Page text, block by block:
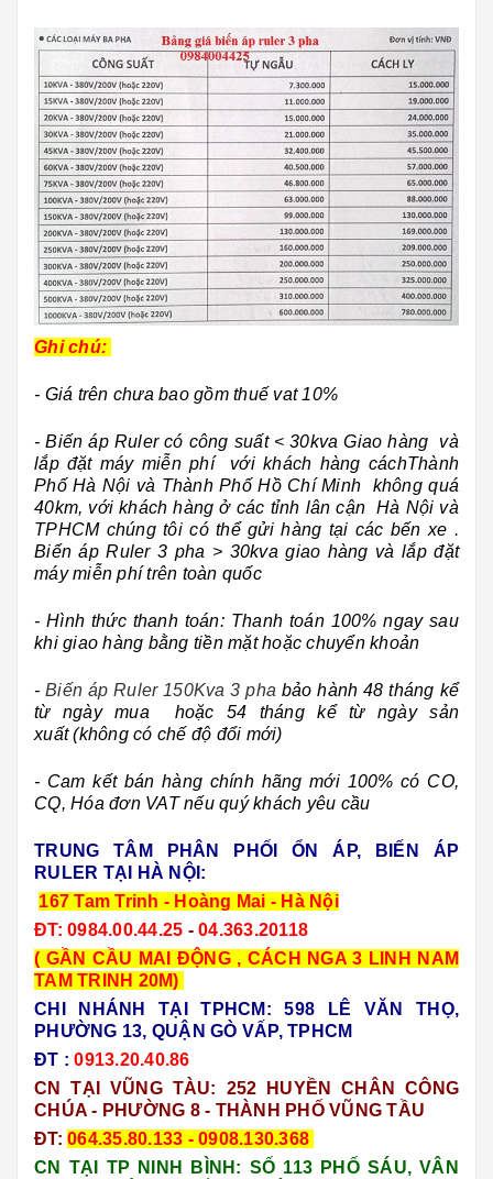
Ghi chú:
- Giá trên chưa bao gồm thuế vat 10%
- Biến áp Ruler có công suất < 30kva Giao hàng và
lắp đặt máy miễn phí với khách hàng cáchThành
Phố Hà Nội và Thành Phố Hồ Chí Minh không quá
40km, với khách hàng ở các tỉnh lân cận Hà Nội và
TPHCM chúng tôi có thể gửi hàng tại các bến xe .
Biến áp Ruler 3 pha > 30kva giao hàng và lắp đặt
máy miễn phí trên toàn quốc
- Hình thức thanh toán: Thanh toán 100% ngay sau
khi giao hàng bằng tiền mặt hoặc chuyển khoản
-Biến áp Ruler 150Kva 3 pha bảo hành 48 tháng kể
từ ngày mua hoặc 54 tháng kể từ ngày sản
xuất (không có chế độ đổi mới)
- Cam kết bán hàng chính hãng mới 100% có CO,
CQ, Hóa đơn VAT nếu quý khách yêu cầu
TRUNG TÂM PHÂN PHỐI ỔN ÁP, BIẾN ÁP
RULER TẠI HÀ NỘI:
167 Tam Trinh - Hoàng Mai - Hà Nội
ĐT: 0984.00.44.25 - 04.363.20118
( GẦN CẦU MAI ĐỘNG , CÁCH NGA 3 LINH NAM
TAM TRINH 20M)
CHI NHÁNH TẠI TPHCM: 598 LÊ VĂN THỌ,
PHƯỜNG 13, QUẬN GÒ VẤP, TPHCM
ĐT :0913.20.40.86
CN TẠI VŨNG TÀU:
252 HUYỀN CHÂN CÔNG
CHÚA - PHƯỜNG 8 - THÀNH PHỐ VŨNG TẦU
ĐT: 064.35.80.133 - 0908.130.368
CN TẠI TP NINH BÌNH: SỐ 113 PHỐ SÁU, VÂN